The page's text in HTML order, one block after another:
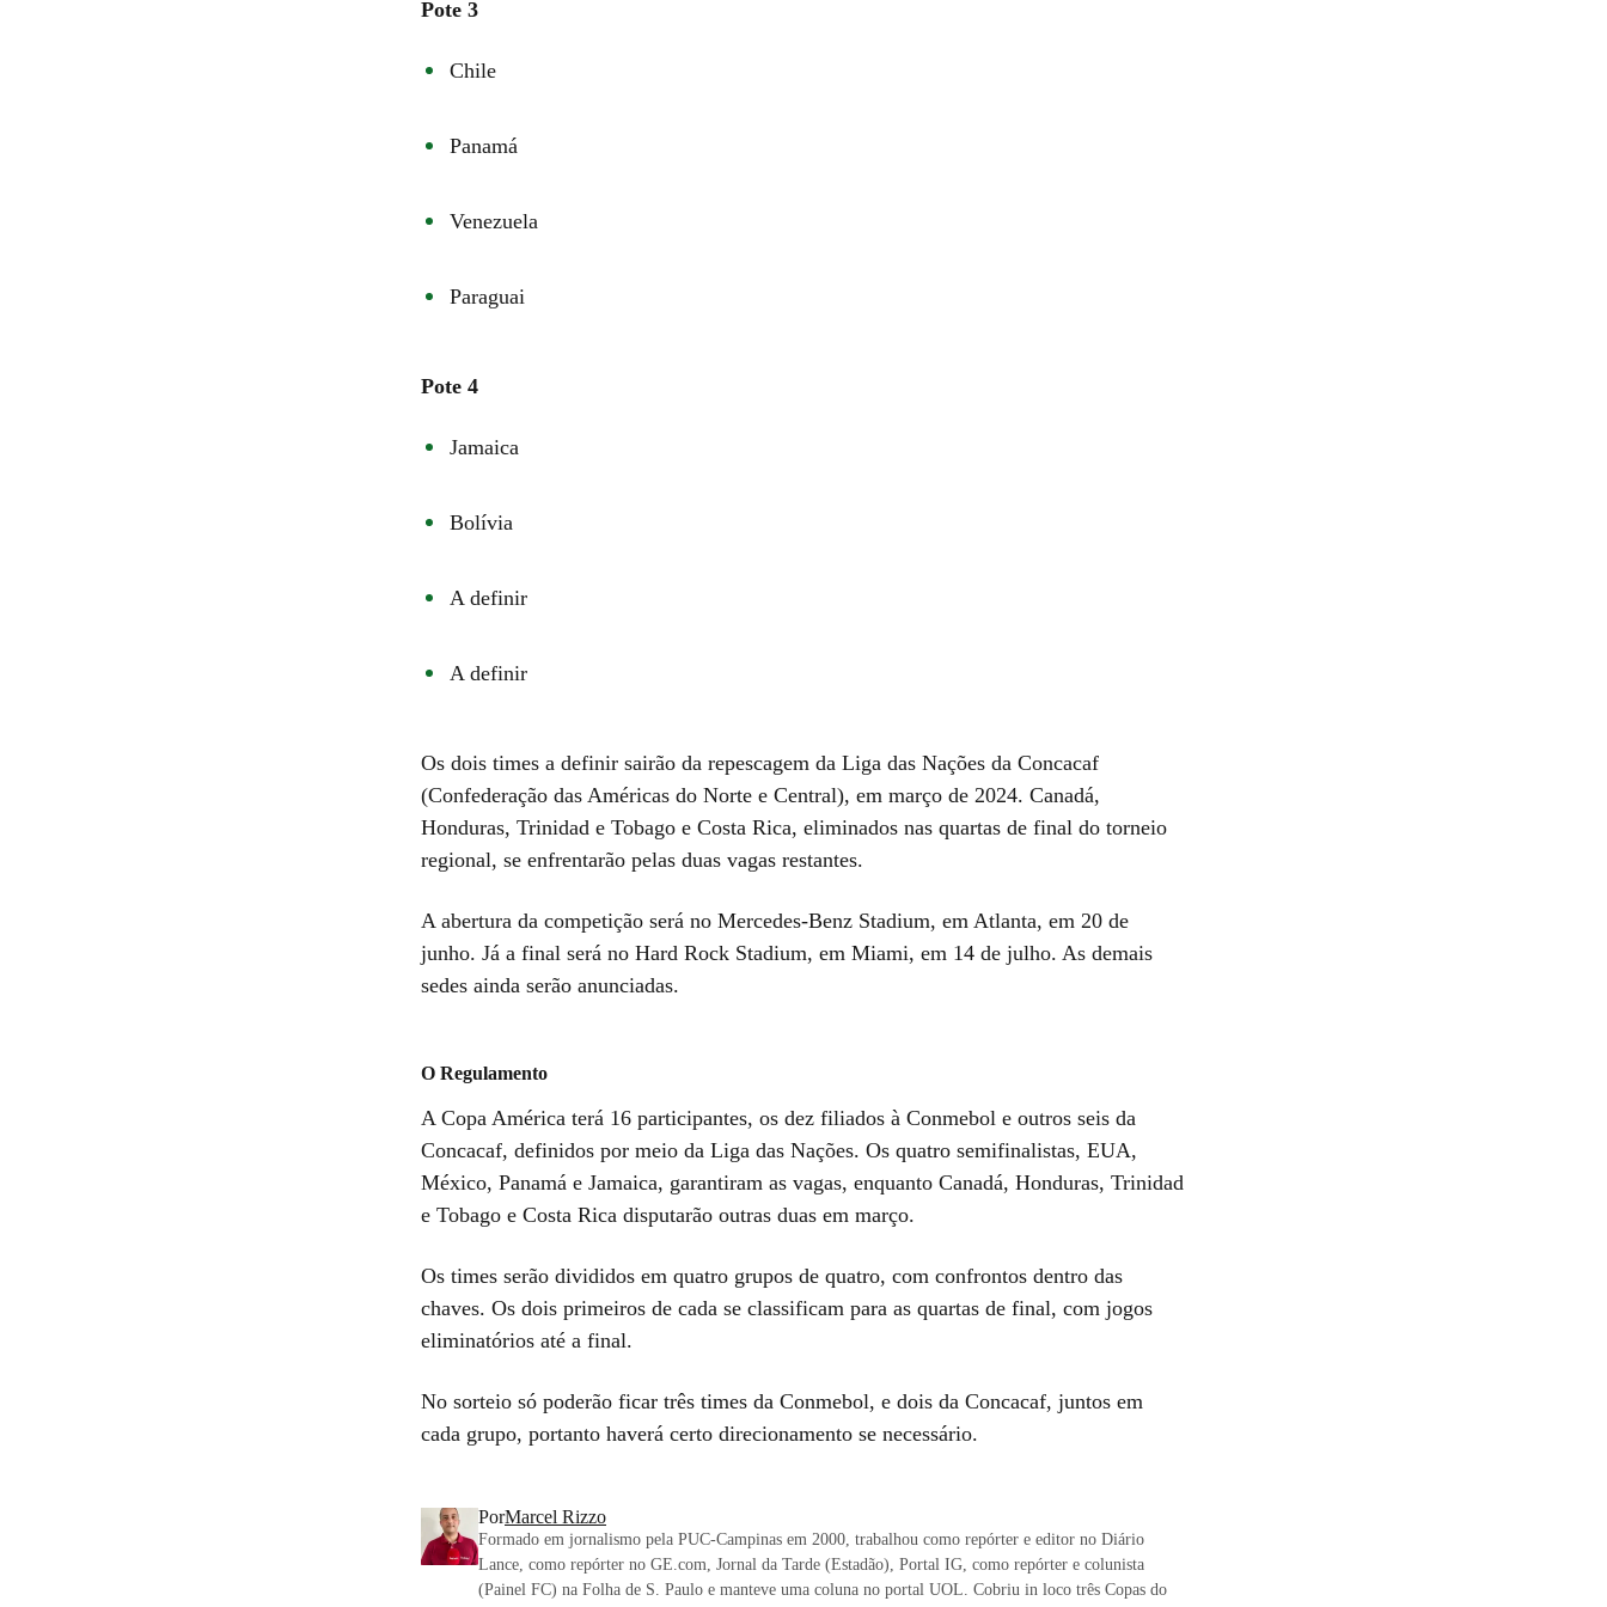
Pote 3
Chile
Panamá
Venezuela
Paraguai
Pote 4
Jamaica
Bolívia
A definir
A definir
Os dois times a definir sairão da repescagem da Liga das Nações da Concacaf
(Confederação das Américas do Norte e Central), em março de 2024. Canadá,
Honduras, Trinidad e Tobago e Costa Rica, eliminados nas quartas de final do torneio
regional, se enfrentarão pelas duas vagas restantes.
A abertura da competição será no Mercedes-Benz Stadium, em Atlanta, em 20 de
junho. Já a final será no Hard Rock Stadium, em Miami, em 14 de julho. As demais
sedes ainda serão anunciadas.
O Regulamento
A Copa América terá 16 participantes, os dez filiados à Conmebol e outros seis da
Concacaf, definidos por meio da Liga das Nações. Os quatro semifinalistas, EUA,
México, Panamá e Jamaica, garantiram as vagas, enquanto Canadá, Honduras, Trinidad
e Tobago e Costa Rica disputarão outras duas em março.
Os times serão divididos em quatro grupos de quatro, com confrontos dentro das
chaves. Os dois primeiros de cada se classificam para as quartas de final, com jogos
eliminatórios até a final.
No sorteio só poderão ficar três times da Conmebol, e dois da Concacaf, juntos em
cada grupo, portanto haverá certo direcionamento se necessário.
PorMarcel Rizzo
Formado em jornalismo pela PUC-Campinas em 2000, trabalhou como repórter e editor no Diário
Lance, como repórter no GE.com, Jornal da Tarde (Estadão), Portal IG, como repórter e colunista
(Painel FC) na Folha de S. Paulo e manteve uma coluna no portal UOL. Cobriu in loco três Copas do